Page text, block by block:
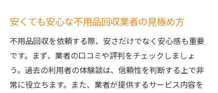
安くても安心な不用品回収業者の見極め方
不用品回収を依頼する際、安さだけでなく安心感も重要
です。まず、業者の口コミや評判をチェックしましょ
う。過去の利用者の体験談は、信頼性を判断する上で非
常に役立ちます。また、業者が提供するサービス内容を